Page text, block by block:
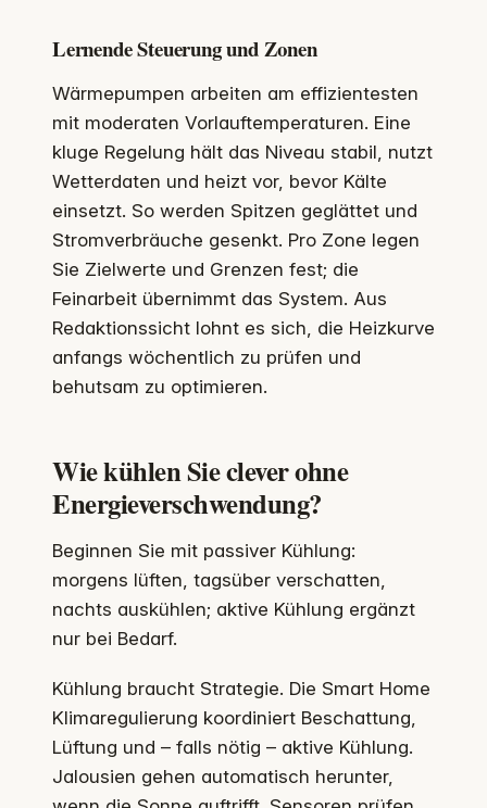
Lernende Steuerung und Zonen
Wärmepumpen arbeiten am effizientesten
mit moderaten Vorlauftemperaturen. Eine
kluge Regelung hält das Niveau stabil, nutzt
Wetterdaten und heizt vor, bevor Kälte
einsetzt. So werden Spitzen geglättet und
Stromverbräuche gesenkt. Pro Zone legen
Sie Zielwerte und Grenzen fest; die
Feinarbeit übernimmt das System. Aus
Redaktionssicht lohnt es sich, die Heizkurve
anfangs wöchentlich zu prüfen und
behutsam zu optimieren.
Wie kühlen Sie clever ohne
Energieverschwendung?
Beginnen Sie mit passiver Kühlung:
morgens lüften, tagsüber verschatten,
nachts auskühlen; aktive Kühlung ergänzt
nur bei Bedarf.
Kühlung braucht Strategie. Die Smart Home
Klimaregulierung koordiniert Beschattung,
Lüftung und – falls nötig – aktive Kühlung.
Jalousien gehen automatisch herunter,